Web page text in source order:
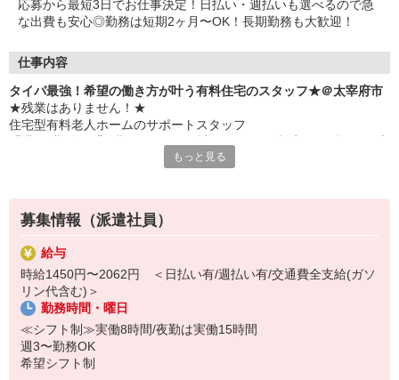
応募から最短3日でお仕事決定！日払い・週払いも選べるので急
な出費も安心◎勤務は短期2ヶ月〜OK！長期勤務も大歓迎！
仕事内容
タイパ最強！希望の働き方が叶う有料住宅のスタッフ★＠太宰府市
★残業はありません！★
住宅型有料老人ホームのサポートスタッフ
・お部屋の掃除
・簡単な書類の整理
・日常生活の見守り
・食事や着替え時など、必要に応じた生活介助
・お話し相手 など
≪働きやすさバツグン！≫
時間通りの交代を徹底しているため、定時になったら即退勤◎
仕事終わりのプライベートや、家庭・Wワークとの両立もバッチリ
です！
もっと見る
募集情報（派遣社員）
給与
時給1450円〜2062円 ＜日払い有/週払い有/交通費全支給(ガソ
リン代含む)＞
勤務時間・曜日
≪シフト制≫実働8時間/夜勤は実働15時間
週3〜勤務OK
希望シフト制